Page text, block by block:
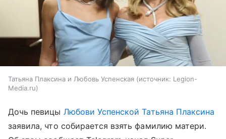
Татьяна Плаксина и Любовь Успенская источник: Legion-
Media.ru
Дочь певицы Любови Успенской Татьяна Плаксина
заявила, что собирается взять фамилию матери.